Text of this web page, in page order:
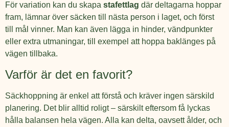
För variation kan du skapa stafettlag där deltagarna hoppar
fram, lämnar över säcken till nästa person i laget, och först
till mål vinner. Man kan även lägga in hinder, vändpunkter
eller extra utmaningar, till exempel att hoppa baklänges på
vägen tillbaka.
Varför är det en favorit?
Säckhoppning är enkel att förstå och kräver ingen särskild
planering. Det blir alltid roligt – särskilt eftersom få lyckas
hålla balansen hela vägen. Alla kan delta, oavsett ålder, och